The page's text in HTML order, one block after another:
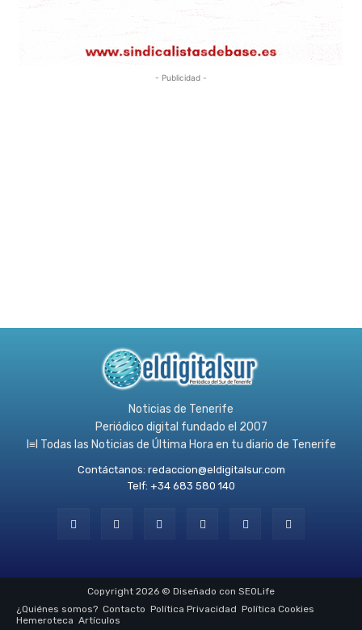
- Publicidad -
Noticias de Tenerife
Periódico digital fundado el 2007
l≡l Todas las Noticias de Última Hora en tu diario de Tenerife
Contáctanos: redaccion@eldigitalsur.com
Telf: +34 683 580 140
Copyright 2026 © Diseñado con SEOLife
¿Quiénes somos? Contacto Política Privacidad Política Cookies
Hemeroteca Artículos